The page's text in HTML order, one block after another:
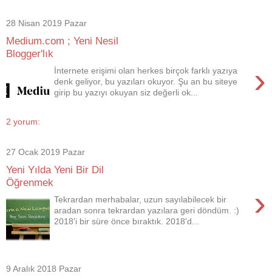
28 Nisan 2019 Pazar
Medium.com ; Yeni Nesil
Blogger'lık
›
İnternete erişimi olan herkes birçok farklı yazıya
denk geliyor, bu yazıları okuyor. Şu an bu siteye
girip bu yazıyı okuyan siz değerli ok...
2 yorum:
27 Ocak 2019 Pazar
Yeni Yılda Yeni Bir Dil
Öğrenmek
›
Tekrardan merhabalar, uzun sayılabilecek bir
aradan sonra tekrardan yazılara geri döndüm. :)
2018'i bir süre önce bıraktık. 2018'd...
9 Aralık 2018 Pazar